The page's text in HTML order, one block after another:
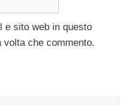
e sito web in questo
che commento.